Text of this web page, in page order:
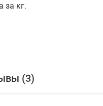
за кг.
(3)